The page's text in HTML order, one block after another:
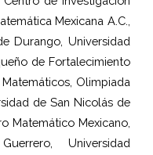
Mexicana A.C.,
Durango, Universidad
de Fortalecimiento
Olimpiada
de San Nicolás de
Matemático Mexicano,
Universidad